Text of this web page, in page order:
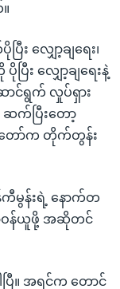
လျှော့ချရေး၊
ြီး လျှော့ချရေးနဲ့
င်ရွက် လှုပ်ရှား
ဆက်ပြီးတော့
ော်က တိုက်တွန်း
ကီမွန်းရဲ့ နောက်တ
ဝန်ယူဖို့ အဆိုတင်
ြီ။ အရင်က တောင်